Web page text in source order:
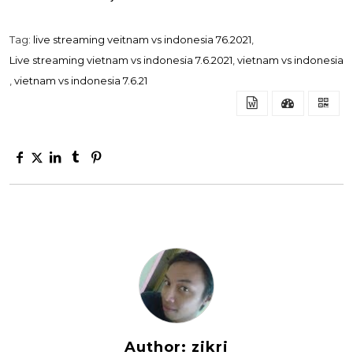
Tag: live streaming veitnam vs indonesia 76.2021
Live streaming vietnam vs indonesia 7.6.2021 vietnam vs indonesia
vietnam vs indonesia 7.6.21
Author: zikri